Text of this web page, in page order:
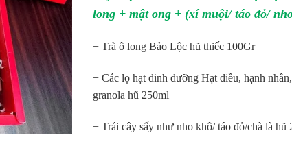
long + mật ong + (xí muội/ táo đỏ/
+ Trà ô long Bảo Lộc hũ thiếc 100Gr
+ Các lọ hạt dinh dưỡng Hạt điều, hạnh
granola hũ 250ml
+ Trái cây sấy như nho khô/ táo đỏ/chà là hũ